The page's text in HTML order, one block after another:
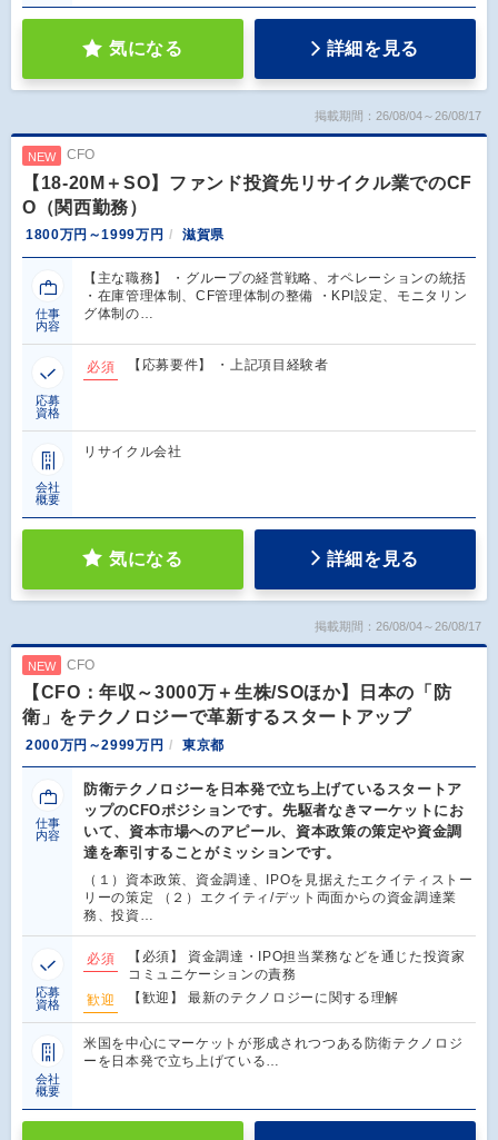
気になる 詳細を見る
掲載期間：26/08/04～26/08/17
NEW CFO
【18-20M＋SO】ファンド投資先リサイクル業でのCF
O（関西勤務）
1800万円～1999万円 滋賀県
仕事
内容
【主な職務】 ・グループの経営戦略、オペレーションの統括
・在庫管理体制、CF管理体制の整備 ・KPI設定、モニタリン
グ体制の…
応募
資格
必須 【応募要件】 ・上記項目経験者
会社
概要
リサイクル会社
気になる 詳細を見る
掲載期間：26/08/04～26/08/17
NEW CFO
【CFO：年収～3000万＋生株/SOほか】日本の「防
衛」をテクノロジーで革新するスタートアップ
2000万円～2999万円 東京都
仕事
内容
防衛テクノロジーを日本発で立ち上げているスタートア
ップのCFOポジションです。先駆者なきマーケットにお
いて、資本市場へのアピール、資本政策の策定や資金調
達を牽引することがミッションです。
（１）資本政策、資金調達、IPOを見据えたエクイティストー
リーの策定 （２）エクイティ/デット両面からの資金調達業
務、投資…
応募
資格
必須
【必須】 資金調達・IPO担当業務などを通じた投資家
コミュニケーションの責務
歓迎
【歓迎】 最新のテクノロジーに関する理解
会社
概要
米国を中心にマーケットが形成されつつある防衛テクノロジ
ーを日本発で立ち上げている…